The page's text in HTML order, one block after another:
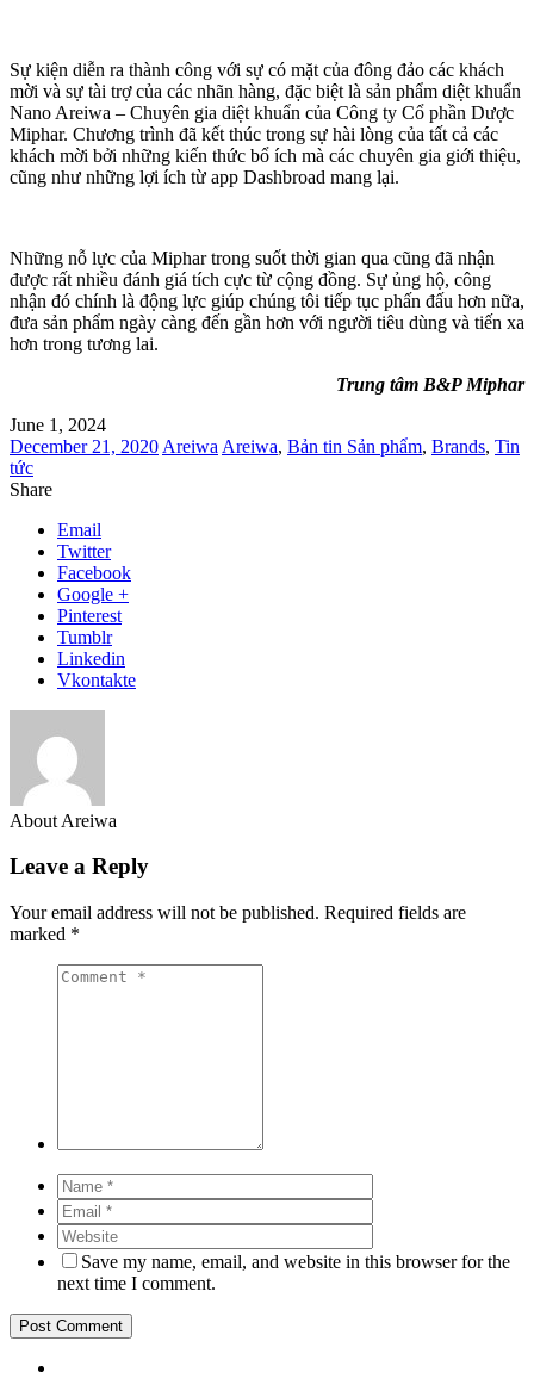
Sự kiện diễn ra thành công với sự có mặt của đông đảo các khách
mời và sự tài trợ của các nhãn hàng, đặc biệt là sản phẩm diệt khuẩn
Nano Areiwa – Chuyên gia diệt khuẩn của Công ty Cổ phần Dược
Miphar. Chương trình đã kết thúc trong sự hài lòng của tất cả các
khách mời bởi những kiến thức bổ ích mà các chuyên gia giới thiệu,
cũng như những lợi ích từ app Dashbroad mang lại.
Những nỗ lực của Miphar trong suốt thời gian qua cũng đã nhận
được rất nhiều đánh giá tích cực từ cộng đồng. Sự ủng hộ, công
nhận đó chính là động lực giúp chúng tôi tiếp tục phấn đấu hơn nữa,
đưa sản phẩm ngày càng đến gần hơn với người tiêu dùng và tiến xa
hơn trong tương lai.
Trung tâm B&P Miphar
June 1, 2024
December 21, 2020 Areiwa Areiwa, Bản tin Sản phẩm, Brands, Tin
tức
Share
Email
Twitter
Facebook
Google +
Pinterest
Tumblr
Linkedin
Vkontakte
About Areiwa
Leave a Reply
Your email address will not be published. Required fields are
marked *
Save my name, email, and website in this browser for the
next time I comment.